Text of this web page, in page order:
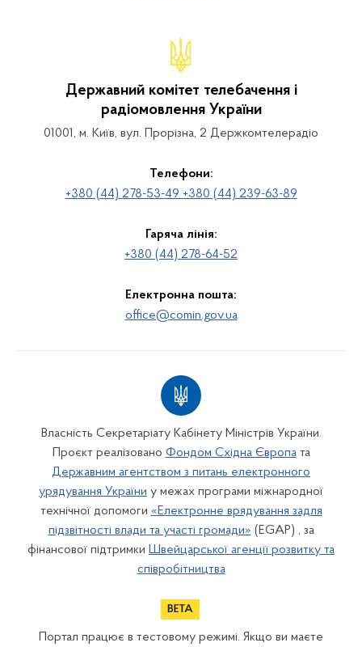
Державний комітет телебачення і
радіомовлення України
01001, м. Київ, вул. Прорізна, 2 Держкомтелерадіо
Телефони:
+380 (44) 278-53-49 +380 (44) 239-63-89
Гаряча лінія:
+380 (44) 278-64-52
Електронна пошта:
office@comin.gov.ua
Власність Секретаріату Кабінету Міністрів України.
Проєкт реалізовано Фондом Східна Європата
Державним агентством з питань електронного
урядування України у межах програми міжнародної
технічної допомоги «Електронне врядування задля
підзвітності влади та участі громади» (EGAP) , за
фінансової підтримки Швейцарської агенції розвитку та
співробітництва
Портал працює в тестовому режимі. Якщо ви маєте